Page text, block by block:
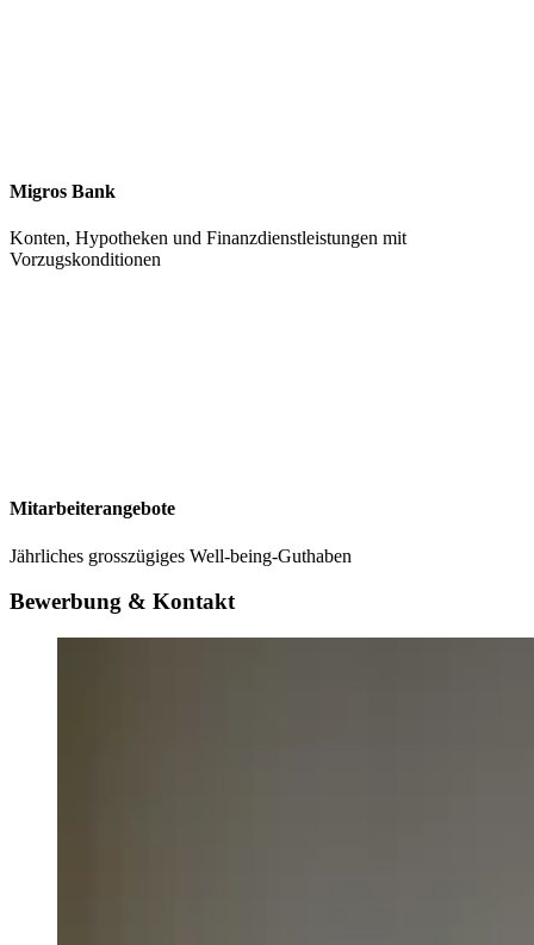
Migros Bank
Konten, Hypotheken und Finanzdienstleistungen mit
Vorzugskonditionen
Mitarbeiterangebote
Jährliches grosszügiges Well-being-Guthaben
Bewerbung & Kontakt